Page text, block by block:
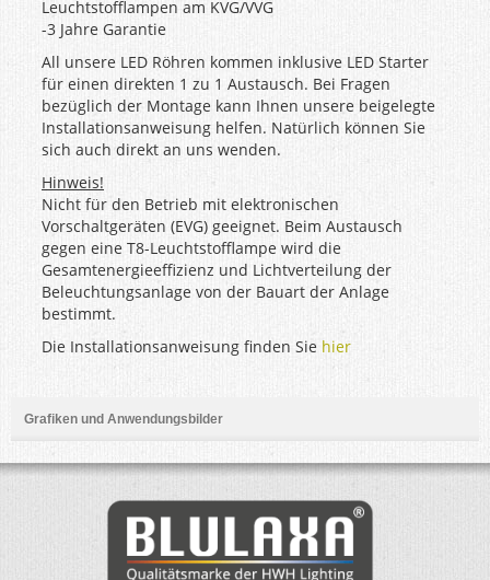
Leuchtstofflampen am KVG/VVG
-3 Jahre Garantie
All unsere LED Röhren kommen inklusive LED Starter
für einen direkten 1 zu 1 Austausch. Bei Fragen
bezüglich der Montage kann Ihnen unsere beigelegte
Installationsanweisung helfen. Natürlich können Sie
sich auch direkt an uns wenden.
Hinweis!
Nicht für den Betrieb mit elektronischen
Vorschaltgeräten (EVG) geeignet. Beim Austausch
gegen eine T8-Leuchtstofflampe wird die
Gesamtenergieeffizienz und Lichtverteilung der
Beleuchtungsanlage von der Bauart der Anlage
bestimmt.
Die Installationsanweisung finden Sie hier
Grafiken und Anwendungsbilder